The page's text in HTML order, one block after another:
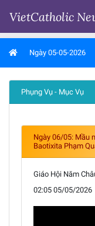
VietCatholic
Ngày 05-05-2026
Phụng Vụ - Mục Vụ
Ngày 06/05: Mầu
Baotixita Phạm
Giáo Hội Năm
02:05 05/05/2026